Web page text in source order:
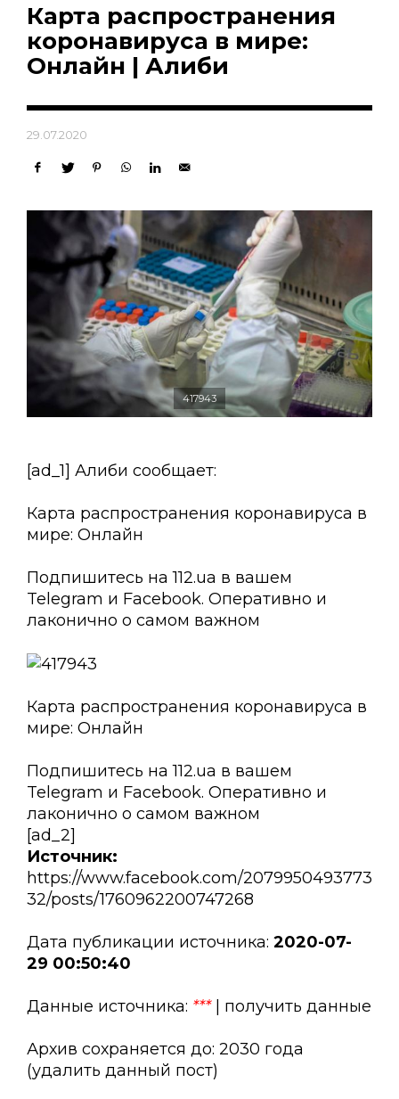
Карта распространения
коронавируса в мире:
Онлайн | Алиби
29.07.2020
417943
[ad_1] Алиби сообщает:
Карта распространения коронавируса в
мире: Онлайн
Подпишитесь на 112.ua в вашем
Telegram и Facebook. Оперативно и
лаконично о самом важном
Карта распространения коронавируса в
мире: Онлайн
Подпишитесь на 112.ua в вашем
Telegram и Facebook. Оперативно и
лаконично о самом важном
[ad_2]
Источник:
https://www.facebook.com/2079950493773
32/posts/1760962200747268
Дата публикации источника: 2020-07-
29 00:50:40
Данные источника: ***| получить данные
Архив сохраняется до: 2030 года
(удалить данный пост)